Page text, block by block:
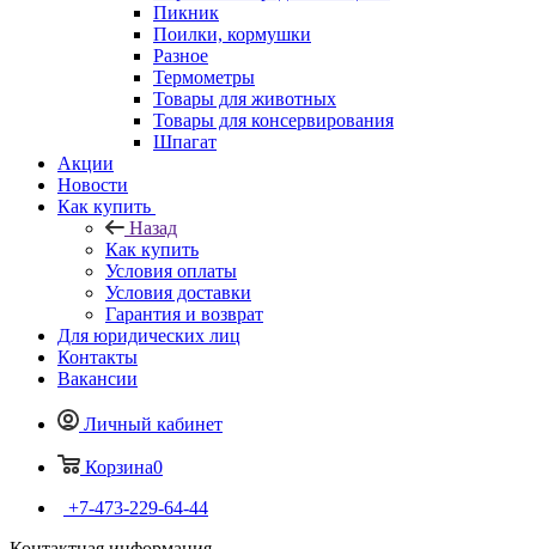
Пикник
Поилки, кормушки
Разное
Термометры
Товары для животных
Товары для консервирования
Шпагат
Акции
Новости
Как купить
Назад
Как купить
Условия оплаты
Условия доставки
Гарантия и возврат
Для юридических лиц
Контакты
Вакансии
Личный кабинет
Корзина0
+7-473-229-64-44